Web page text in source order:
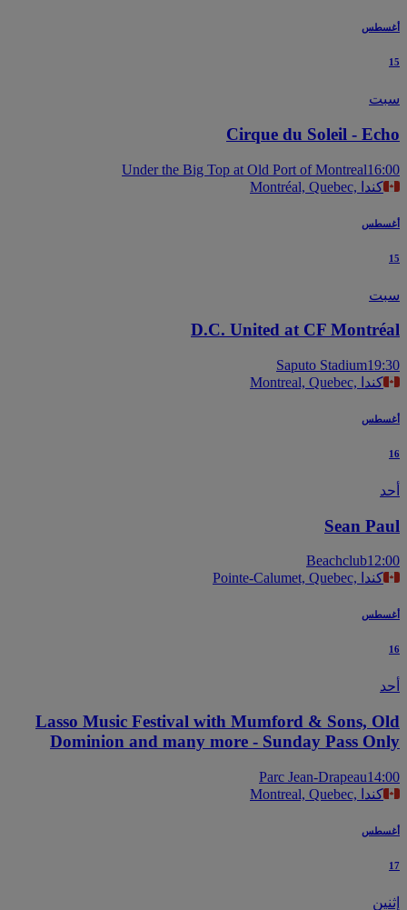
Cirque du Soleil -
Under the Big Top at Old Port of Montreal
Montréal, Quebec, كندا
D.C. United at CF
Saputo Stadium
Montreal, Quebec, كندا
Sean
Beachclub
Pointe-Calumet, Quebec, كندا
Lasso Music Festival with Mumford & Sons,
Dominion and many more - Sunday Pass
Parc Jean-Drapeau
Montreal, Quebec, كندا